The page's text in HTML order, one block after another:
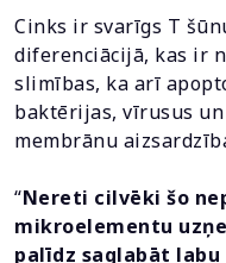
Cinks ir svarīgs T
diferenciācijā, kas ir
slimības, ka arī
baktērijas, vīrusus
membrānu
“Nereti cilvēki šo
mikroelementu
palīdz saglabāt labu